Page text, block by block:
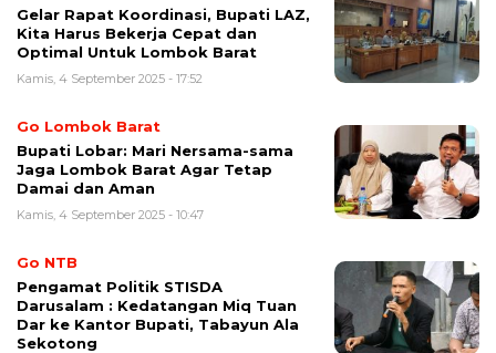
Gelar Rapat Koordinasi, Bupati LAZ,
Kita Harus Bekerja Cepat dan
Optimal Untuk Lombok Barat
Kamis, 4 September 2025 - 17:52
Go Lombok Barat
Bupati Lobar: Mari Nersama-sama
Jaga Lombok Barat Agar Tetap
Damai dan Aman
Kamis, 4 September 2025 - 10:47
Go NTB
Pengamat Politik STISDA
Darusalam : Kedatangan Miq Tuan
Dar ke Kantor Bupati, Tabayun Ala
Sekotong